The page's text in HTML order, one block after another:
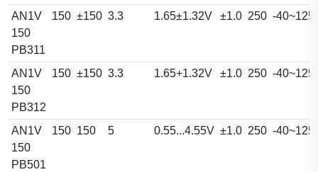
AN1V
150
PB311
150 ±150 3.3 1.65±1.32V ±1.0 250 -40~125
AN1V
150
PB312
150 ±150 3.3 1.65+1.32V ±1.0 250 -40~125
AN1V
150
PB501
150 150 5 0.55...4.55V ±1.0 250 -40~125